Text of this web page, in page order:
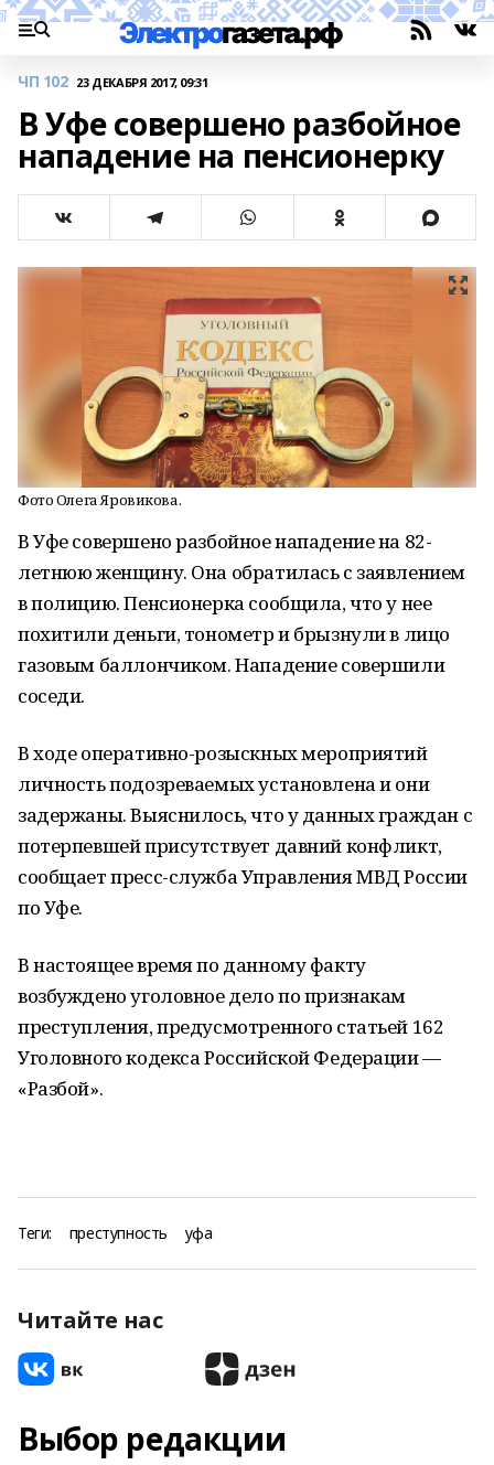
ЧП 102 23 ДЕКАБРЯ 2017, 09:31
В Уфе совершено разбойное
нападение на пенсионерку
Фото Олега Яровикова.
В Уфе совершено разбойное нападение на 82-
летнюю женщину. Она обратилась с заявлением
в полицию. Пенсионерка сообщила, что у нее
похитили деньги, тонометр и брызнули в лицо
газовым баллончиком. Нападение совершили
соседи.
В ходе оперативно-розыскных мероприятий
личность подозреваемых установлена и они
задержаны. Выяснилось, что у данных граждан с
потерпевшей присутствует давний конфликт,
сообщает пресс-служба Управления МВД России
по Уфе.
В настоящее время по данному факту
возбуждено уголовное дело по признакам
преступления, предусмотренного статьей 162
Уголовного кодекса Российской Федерации —
«Разбой».
Теги: преступность уфа
Читайте нас
Выбор редакции